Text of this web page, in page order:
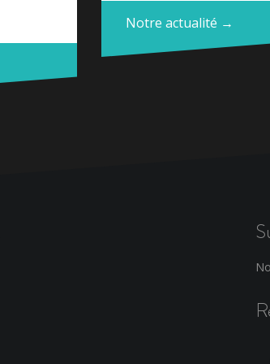
Notre actualité →